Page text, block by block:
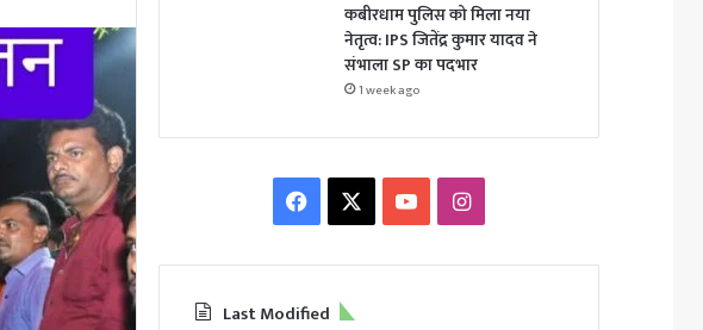
कबीरधाम पुलिस को मिला नया
नेतृत्व: IPS जितेंद्र कुमार यादव ने
संभाला SP का पदभार
1 week ago
Facebook YouTubeInstagram
Last Modified